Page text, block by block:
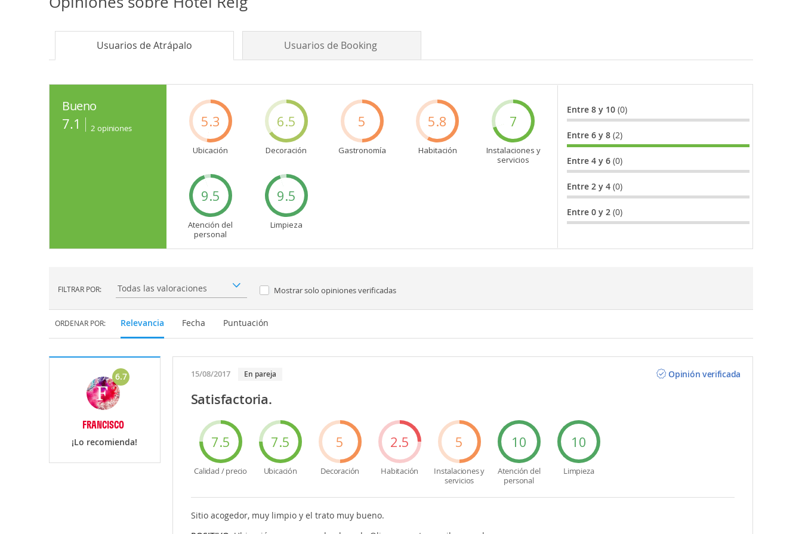
Usuarios deAtrápalo Usuarios de Booking
Bueno
7.1 2 opiniones 5.3
Ubicación
6.5
Decoración
5
Gastronomía
5.8
Habitación
7
Instalaciones y
servicios
9.5
Atención del
personal
9.5
Limpieza
Entre 8 y 10 (0)
Entre 6 y 8 (2)
Entre 4 y 6 (0)
Entre 2 y 4 (0)
Entre 0 y 2 (0)
FILTRAR POR: Filtrar por: Mostrar solo opiniones verificadas
ORDENAR POR: Relevancia Fecha Puntuación
6.7
FRANCISCO
¡Lo recomienda!
15/08/2017 En pareja Opinión verificada
Satisfactoria.
7.5
Calidad / precio
7.5
Ubicación
5
Decoración
2.5
Habitación
5
Instalaciones y
servicios
10
Atención del
personal
10
Limpieza
Sitio acogedor, muy limpio y el trato muy bueno.